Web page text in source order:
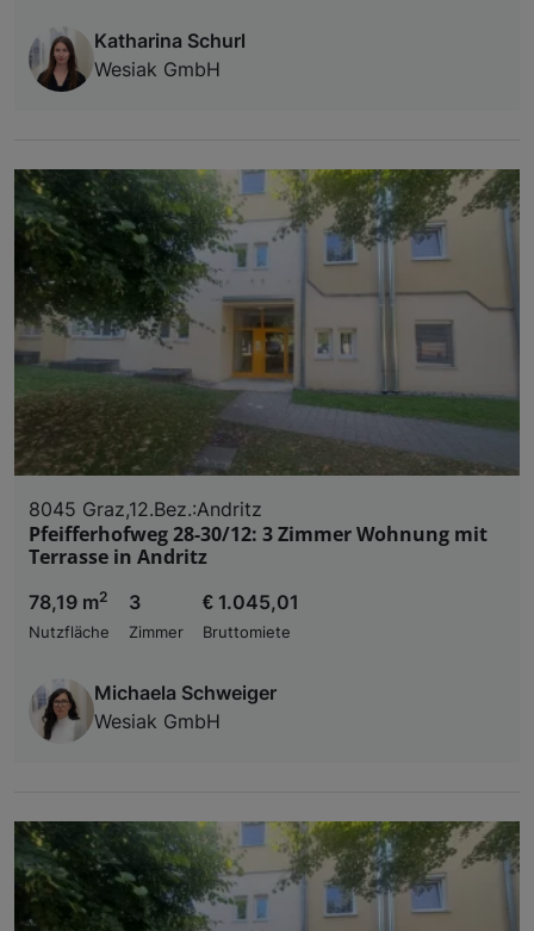
Katharina Schurl
Wesiak GmbH
8045 Graz,12.Bez.:Andritz
Pfeifferhofweg 28-30/12: 3 Zimmer Wohnung mit
Terrasse in Andritz
78,19 m2
Nutzfläche
3
Zimmer
€ 1.045,01
Bruttomiete
Michaela Schweiger
Wesiak GmbH